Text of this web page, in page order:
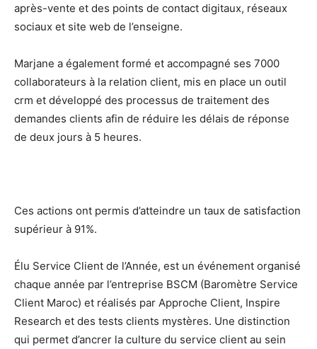
après-vente et des points de contact digitaux, réseaux
sociaux et site web de l’enseigne.
Marjane a également formé et accompagné ses 7000
collaborateurs à la relation client, mis en place un outil
crm et développé des processus de traitement des
demandes clients afin de réduire les délais de réponse
de deux jours à 5 heures.
Ces actions ont permis d’atteindre un taux de satisfaction
supérieur à 91%.
Élu Service Client de l’Année, est un événement organisé
chaque année par l’entreprise BSCM (Baromètre Service
Client Maroc) et réalisés par Approche Client, Inspire
Research et des tests clients mystères. Une distinction
qui permet d’ancrer la culture du service client au sein